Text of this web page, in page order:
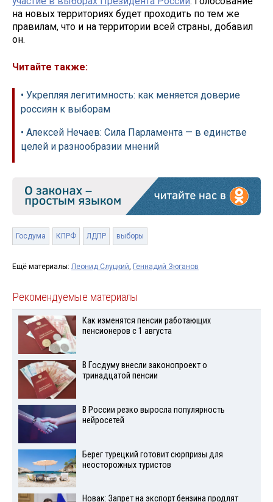
на новых территориях будет проходить по тем же
правилам, что и на территории всей страны, добавил
он.
Читайте также:
• Укрепляя легитимность: как меняется доверие
россиян к выборам
• Алексей Нечаев: Сила Парламента — в единстве
целей и разнообразии мнений
Госдума КПРФ ЛДПР выборы
Ещё материалы: Леонид Слуцкий, Геннадий Зюганов
Рекомендуемые материалы
Как изменятся пенсии работающих
пенсионеров с 1 августа
В Госдуму внесли законопроект о
тринадцатой пенсии
В России резко выросла популярность
нейросетей
Берег турецкий готовит сюрпризы для
неосторожных туристов
Новак: Запрет на экспорт бензина продлят